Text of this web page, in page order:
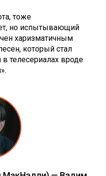
тоже
но испытывающий
харизматичным
который стал
телесериалах вроде